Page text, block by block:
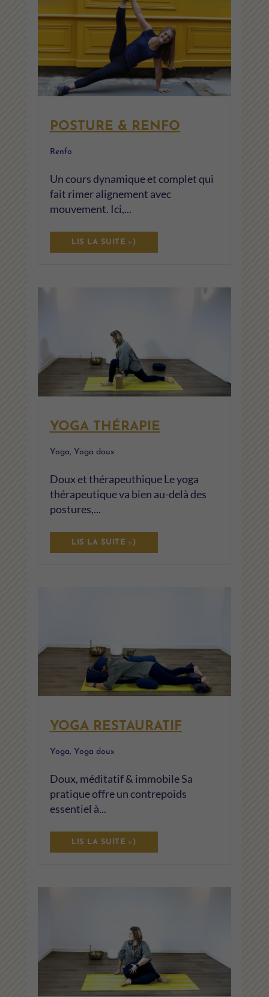
POSTURE & RENFO
Renfo
Un cours dynamique et complet qui
fait rimer alignement avec
mouvement. Ici,...
LIS LA SUITE :-)
YOGA THÉRAPIE
Yoga, Yoga doux
Doux et thérapeuthique Le yoga
thérapeutique va bien au-delà des
postures,...
LIS LA SUITE :-)
YOGA RESTAURATIF
Yoga, Yoga doux
Doux, méditatif & immobile Sa
pratique offre un contrepoids
essentiel à...
LIS LA SUITE :-)